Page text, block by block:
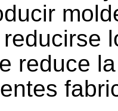
reducirse
reduce